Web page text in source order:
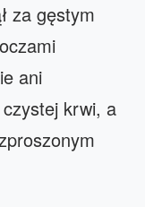
za gęstym
ani
krwi, a